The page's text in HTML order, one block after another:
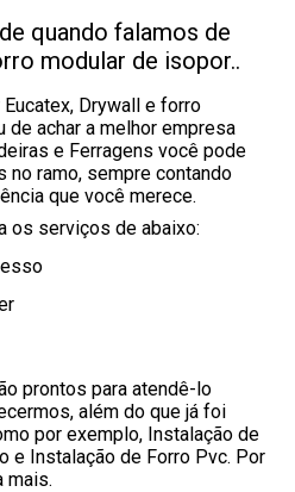
quando falamos de
modular de isopor..
Drywall e forro
de achar a melhor empresa
e Ferragens você pode
no ramo, sempre contando
que você merece.
os serviços de abaixo:
prontos para atendê-lo
além do que já foi
por exemplo, Instalação de
e Instalação de Forro Pvc. Por
mais.